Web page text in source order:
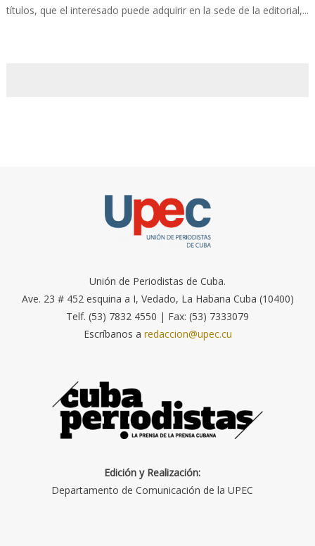
títulos, que el interesado puede adquirir en la sede de la editorial,...
Unión de Periodistas de Cuba.
Ave. 23 # 452 esquina a I, Vedado, La Habana Cuba (10400)
Telf. (53) 7832 4550 | Fax: (53) 7333079
Escríbanos a redaccion@upec.cu
Edición y Realización:
Departamento de Comunicación de la UPEC